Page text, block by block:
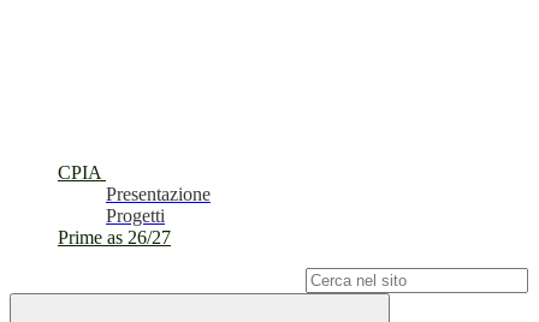
CPIA
Presentazione
Progetti
Prime as 26/27